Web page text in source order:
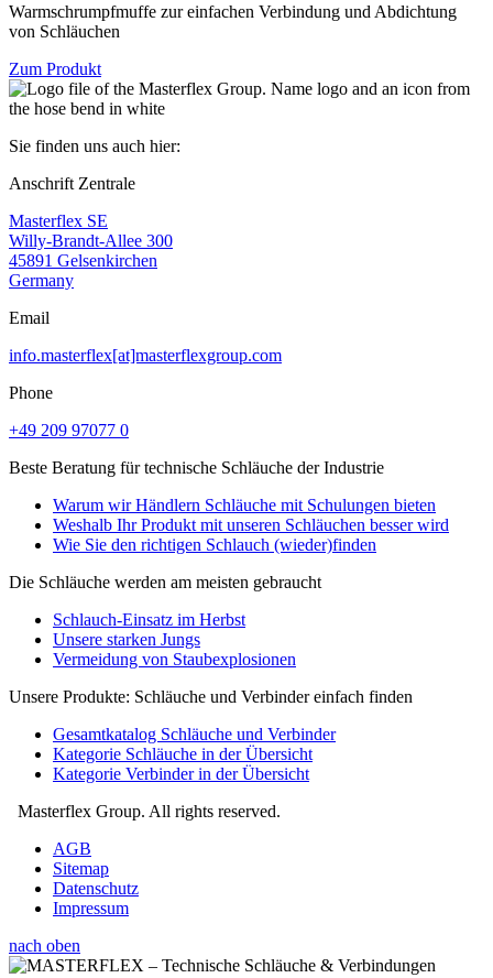
Warmschrumpfmuffe zur einfachen Verbindung und Abdichtung
von Schläuchen
Zum Produkt
Sie finden uns auch hier:
Anschrift Zentrale
Masterflex SE
Willy-Brandt-Allee 300
45891 Gelsenkirchen
Germany
Email
info.masterflex[at]masterflexgroup.com
Phone
+49 209 97077 0
Beste Beratung für technische Schläuche der Industrie
Warum wir Händlern Schläuche mit Schulungen bieten
Weshalb Ihr Produkt mit unseren Schläuchen besser wird
Wie Sie den richtigen Schlauch (wieder)finden
Die Schläuche werden am meisten gebraucht
Schlauch-Einsatz im Herbst
Unsere starken Jungs
Vermeidung von Staubexplosionen
Unsere Produkte: Schläuche und Verbinder einfach finden
Gesamtkatalog Schläuche und Verbinder
Kategorie Schläuche in der Übersicht
Kategorie Verbinder in der Übersicht
Masterflex Group. All rights reserved.
AGB
Sitemap
Datenschutz
Impressum
nach oben